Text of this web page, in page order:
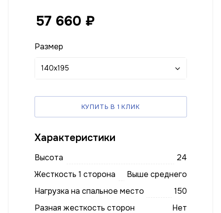
57 660 ₽
Размер
140x195
КУПИТЬ В 1 КЛИК
Характеристики
Высота
24
Жесткость 1 сторона
Выше среднего
Нагрузка на спальное место
150
Разная жесткость сторон
Нет